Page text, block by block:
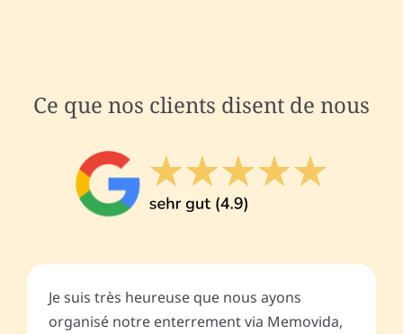
Ce que nos clients disent de nous
Je suis très heureuse que nous ayons
organisé notre enterrement via Memovida,